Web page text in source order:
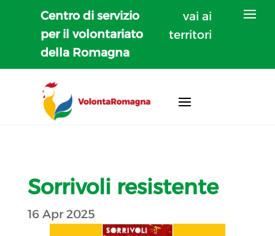
Centro di servizio
per il volontariato
della Romagna
vai ai
territori
Sorrivoli resistente
16 Apr 2025